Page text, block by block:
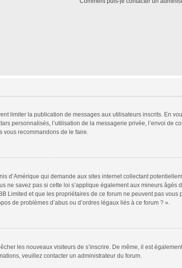
limiter la publication de messages aux utilisateurs inscrits. En
personnalisés, l’utilisation de la messagerie privée, l’envoi de
vous recommandons de le faire.
d’Amérique qui demande aux sites internet collectant
ne savez pas si cette loi s’applique également aux mineurs
et que les propriétaires de ce forum ne peuvent pas vous
de problèmes d’abus ou d’ordres légaux liés à ce forum ? ».
les nouveaux visiteurs de s’inscrire. De même, il est
veuillez contacter un administrateur du forum.